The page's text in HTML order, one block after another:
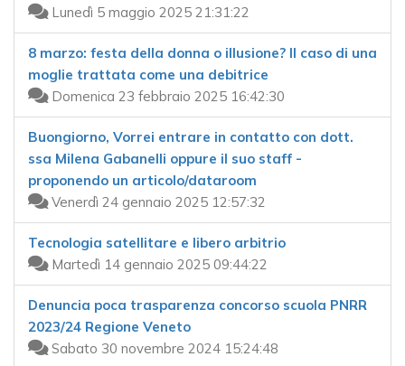
Lunedì 5 maggio 2025 21:31:22
8 marzo: festa della donna o illusione? Il caso di una
moglie trattata come una debitrice
Domenica 23 febbraio 2025 16:42:30
Buongiorno, Vorrei entrare in contatto con dott.
ssa Milena Gabanelli oppure il suo staff -
proponendo un articolo/dataroom
Venerdì 24 gennaio 2025 12:57:32
Tecnologia satellitare e libero arbitrio
Martedì 14 gennaio 2025 09:44:22
Denuncia poca trasparenza concorso scuola PNRR
2023/24 Regione Veneto
Sabato 30 novembre 2024 15:24:48